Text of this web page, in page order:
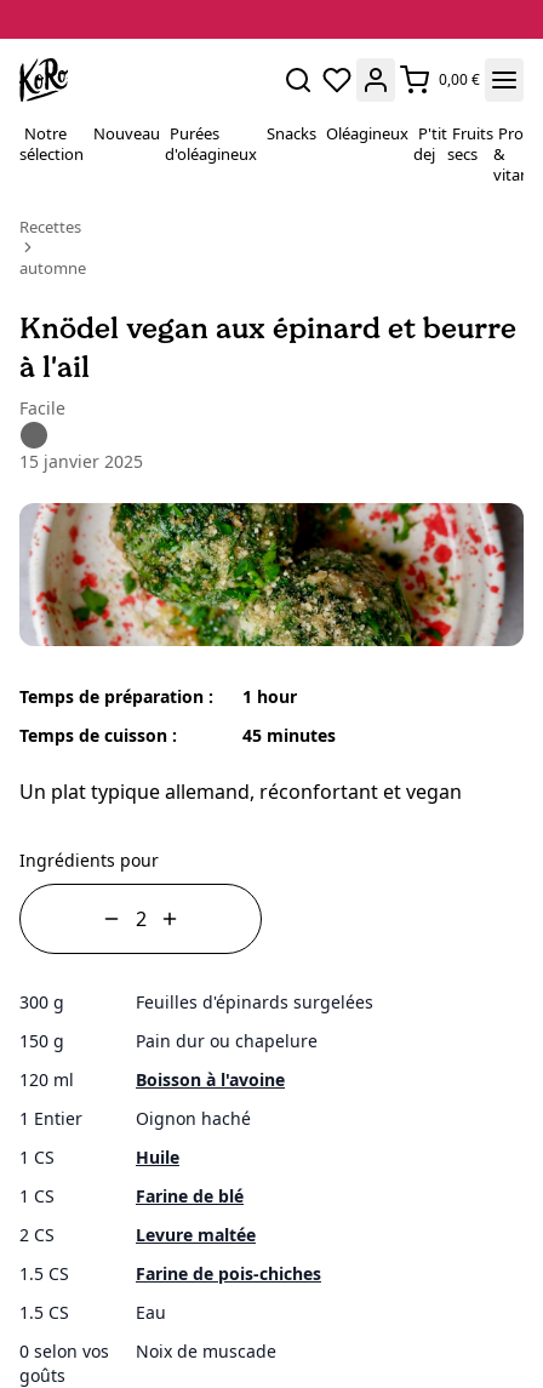
0,00 €
Notre
sélection
Nouveau Purées
d'oléagineux
Snacks Oléagineux P'tit
dej
Fruits
secs
&
Recettes
automne
Knödel vegan aux épinard et beurre
à l'ail
Facile
15 janvier 2025
Temps de préparation :
Temps de cuisson :
1 hour
45 minutes
Un plat typique allemand, réconfortant et vegan
Ingrédients pour
300 g
Feuilles d'épinards surgelées
150 g
Pain dur ou chapelure
120 ml
Boisson à l'avoine
1 Entier
Oignon haché
1 CS
Huile
1 CS
Farine de blé
2 CS
Levure maltée
1.5 CS
Farine de pois-chiches
1.5 CS
Eau
0 selon vos
goûts
Noix de muscade